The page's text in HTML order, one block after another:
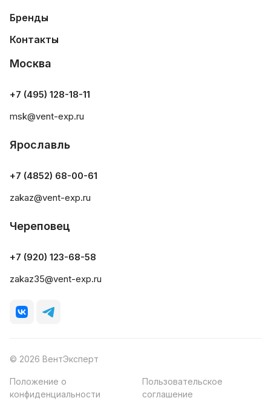
Бренды
Контакты
Москва
+7 (495) 128-18-11
msk@vent-exp.ru
Ярославль
+7 (4852) 68-00-61
zakaz@vent-exp.ru
Череповец
+7 (920) 123-68-58
zakaz35@vent-exp.ru
© 2026 ВентЭксперт
Положение о
конфиденциальности
Пользовательское
соглашение